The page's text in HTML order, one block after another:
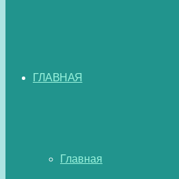
ГЛАВНАЯ
Главная